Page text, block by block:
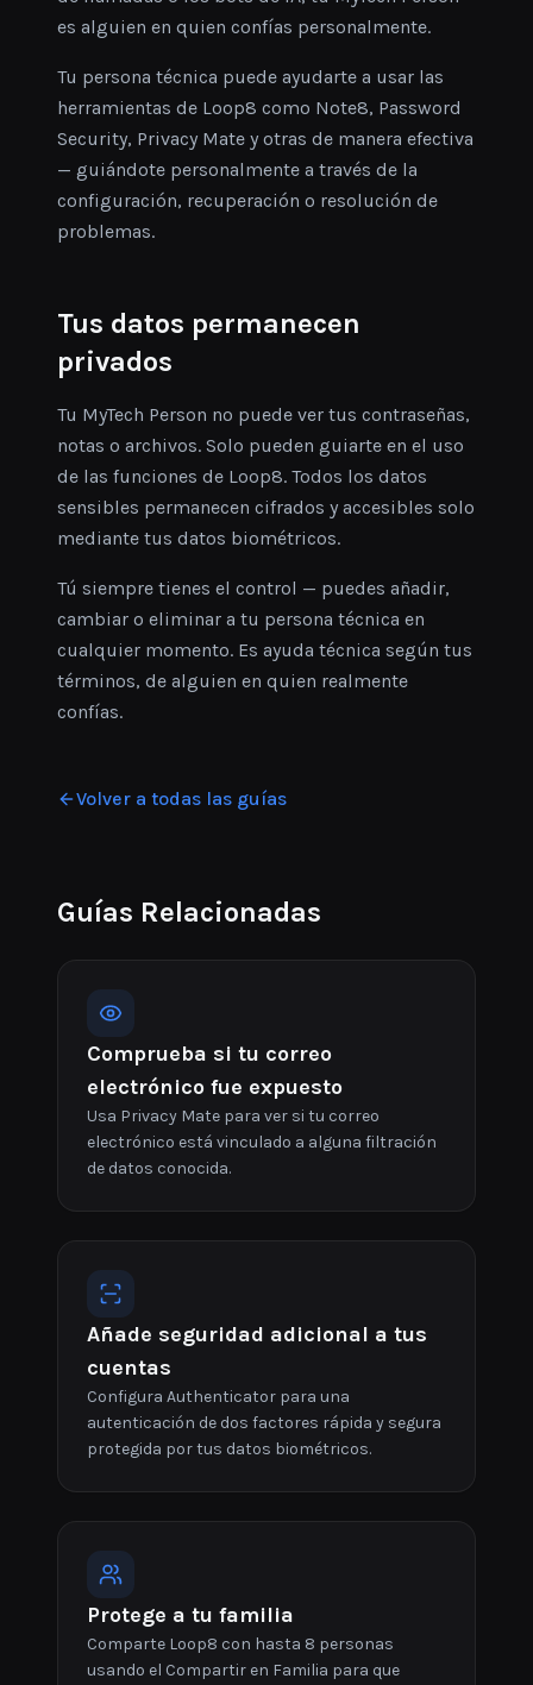
es alguien en quien confías personalmente.
Tu persona técnica puede ayudarte a usar las
herramientas de Loop8 como Note8, Password
Security, Privacy Mate y otras de manera efectiva
— guiándote personalmente a través de la
configuración, recuperación o resolución de
problemas.
Tus datos permanecen
privados
Tu MyTech Person no puede ver tus contraseñas,
notas o archivos. Solo pueden guiarte en el uso
de las funciones de Loop8. Todos los datos
sensibles permanecen cifrados y accesibles solo
mediante tus datos biométricos.
Tú siempre tienes el control — puedes añadir,
cambiar o eliminar a tu persona técnica en
cualquier momento. Es ayuda técnica según tus
términos, de alguien en quien realmente
confías.
Volver a todas las guías
Guías Relacionadas
Comprueba si tu correo
electrónico fue expuesto
Usa Privacy Mate para ver si tu correo
electrónico está vinculado a alguna filtración
de datos conocida.
Añade seguridad adicional a tus
cuentas
Configura Authenticator para una
autenticación de dos factores rápida y segura
protegida por tus datos biométricos.
Protege a tu familia
Comparte Loop8 con hasta 8 personas
usando el Compartir en Familia para que